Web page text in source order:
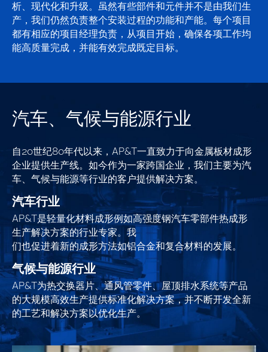
析、现代化和升级。虽然有些部件和元件并不是由我们生
产，我们仍然负责整个安装过程的功能和产能。每个项目
都有相应的项目经理负责，从项目开始，确保各项工作均
能高质量完成，并能有效完成既定目标。
汽车、气候与能源行业
自20世纪80年代以来，AP&T一直致力于向金属板材成形
企业提供生产线。如今作为一家跨国企业，我们主要为汽
车、气候与能源等行业的客户提供解决方案。
汽车行业
AP&T是轻量化材料成形例如高强度钢汽车零部件热成形
生产解决方案的行业专家。我
们也促进着新的成形方法如铝合金和复合材料的发展。
气候与能源行业
AP&T为热交换器片、通风管零件、屋顶排水系统等产品
的大规模高效生产提供标准化解决方案，并不断开发全新
的工艺和解决方案以优化生产。